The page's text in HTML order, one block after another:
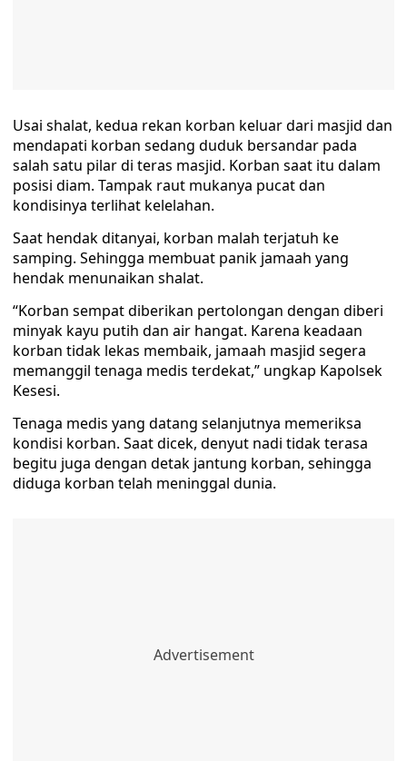
Usai shalat, kedua rekan korban keluar dari masjid dan
mendapati korban sedang duduk bersandar pada
salah satu pilar di teras masjid. Korban saat itu dalam
posisi diam. Tampak raut mukanya pucat dan
kondisinya terlihat kelelahan.
Saat hendak ditanyai, korban malah terjatuh ke
samping. Sehingga membuat panik jamaah yang
hendak menunaikan shalat.
“Korban sempat diberikan pertolongan dengan diberi
minyak kayu putih dan air hangat. Karena keadaan
korban tidak lekas membaik, jamaah masjid segera
memanggil tenaga medis terdekat,” ungkap Kapolsek
Kesesi.
Tenaga medis yang datang selanjutnya memeriksa
kondisi korban. Saat dicek, denyut nadi tidak terasa
begitu juga dengan detak jantung korban, sehingga
diduga korban telah meninggal dunia.